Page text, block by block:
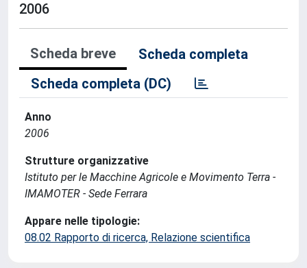
2006
Scheda breve
Scheda completa
Scheda completa (DC)
Anno
2006
Strutture organizzative
Istituto per le Macchine Agricole e Movimento Terra -
IMAMOTER - Sede Ferrara
Appare nelle tipologie:
08.02 Rapporto di ricerca, Relazione scientifica